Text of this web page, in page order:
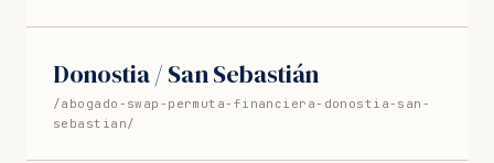
Donostia / San Sebastián
/abogado-swap-permuta-financiera-donostia-san-
sebastian/